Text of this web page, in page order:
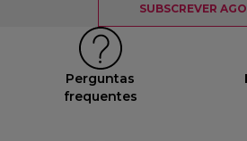
SUBSCREVER
Perguntas
frequentes